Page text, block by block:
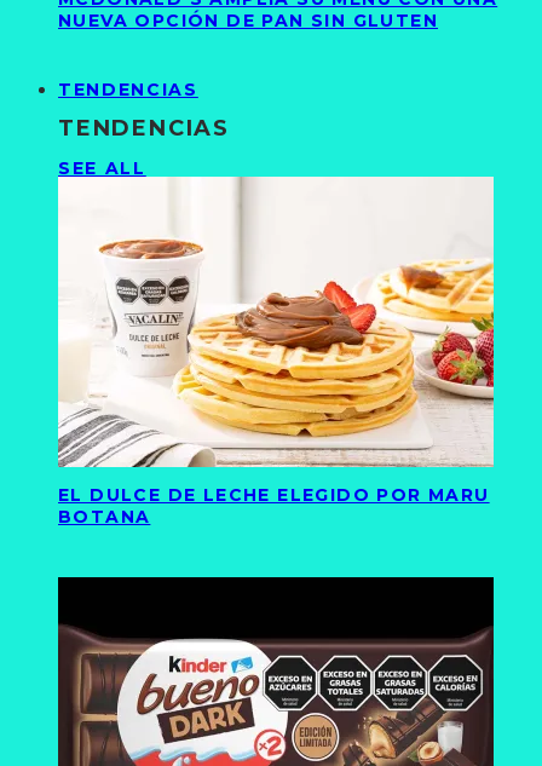
NUEVA OPCIÓN DE PAN SIN GLUTEN
TENDENCIAS
TENDENCIAS
SEE ALL
EL DULCE DE LECHE ELEGIDO POR MARU
BOTANA